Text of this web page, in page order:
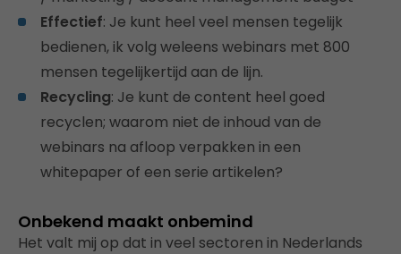
Effectief: Je kunt heel veel mensen tegelijk
bedienen, ik volg weleens webinars met 800
mensen tegelijkertijd aan de lijn.
Recycling: Je kunt de content heel goed
recyclen; waarom niet de inhoud van de
webinars na afloop verpakken in een
whitepaper of een serie artikelen?
Onbekend maakt onbemind
Het valt mij op dat in veel sectoren in Nederlands